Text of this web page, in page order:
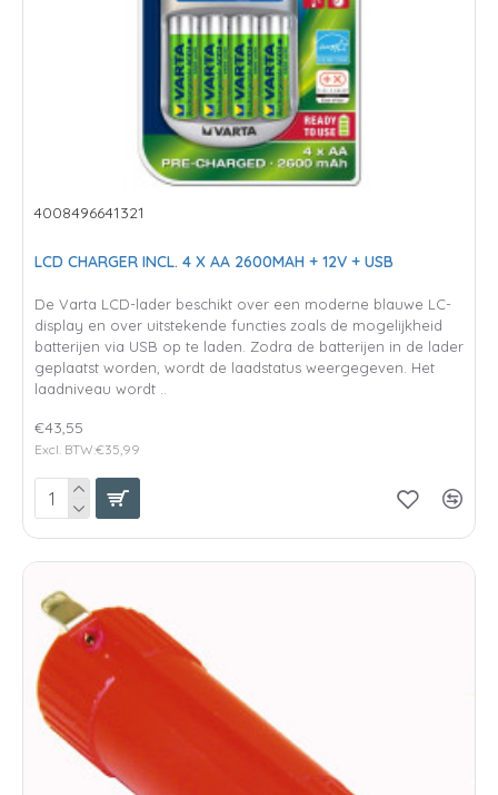
4008496641321
LCD CHARGER INCL. 4 X AA 2600MAH + 12V + USB
De Varta LCD-lader beschikt over een moderne blauwe LC-
display en over uitstekende functies zoals de mogelijkheid
batterijen via USB op te laden. Zodra de batterijen in de lader
geplaatst worden, wordt de laadstatus weergegeven. Het
laadniveau wordt ..
€43,55
Excl. BTW:€35,99